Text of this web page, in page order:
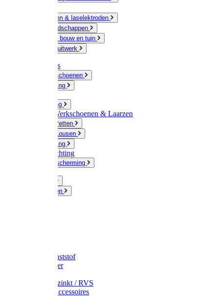
Slijpschijven & laselektroden
Handgereedschappen
IJzerwaren bouw en tuin
Hang en sluitwerk
Disposables
Werkhandschoenen
Regenkleding
Werkkleding
Wandel-/ Werkschoenen & Laarzen
Hoeden / Petten
Sokken / Kousen
Winterkleding
Winkelinrichting
Gelaatsbescherming
Knaagdieren
Emmer kunststof
Schepemmer
Emmer verzinkt / RVS
Regenton accessoires